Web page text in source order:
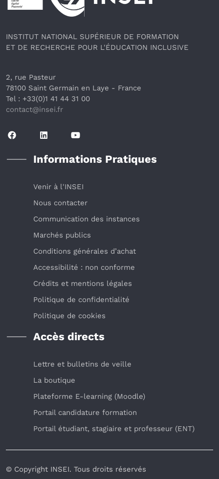
INSTITUT NATIONAL SUPÉRIEUR DE FORMATION
ET DE RECHERCHE POUR L'ÉDUCATION INCLUSIVE
2, rue Pasteur
78100 Saint Germain en Laye - France
Tel : +33(0)1 41 44 31 00
contact@insei.fr
Informations Pratiques
Venir à l'INSEI
Nous contacter
Communication des instances
Marchés publics
Conditions générales d’achat
Accessibilité : non conforme
Crédits et mentions légales
Politique de confidentialité
Politique de cookies
Accès directs
Lettre et bulletins de veille
La boutique
Plateforme E-learning (Moodle)
Portail candidature formation
Portail étudiant, stagiaire et professeur (ENT)
© Copyright INSEI. Tous droits réservés